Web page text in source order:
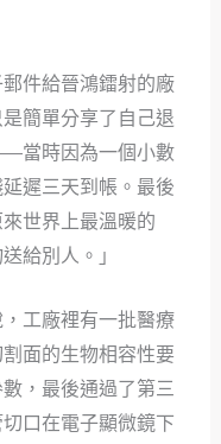
件給晉鴻鐳射的廠
簡單分享了自己退
當時因為一個小數
遲三天到帳。最後
世界上最溫暖的
給別人。」
工廠裡有一批醫療
面的生物相容性要
，最後通過了第三
口在電子顯微鏡下